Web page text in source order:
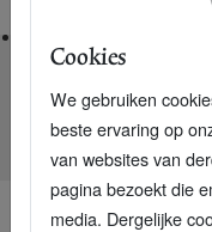
Nieuwsarchief
ASN Bank: nieuwe
Cookies
We gebruiken
beste ervaring op
van websites van
pagina bezoekt die
media. Dergelijke